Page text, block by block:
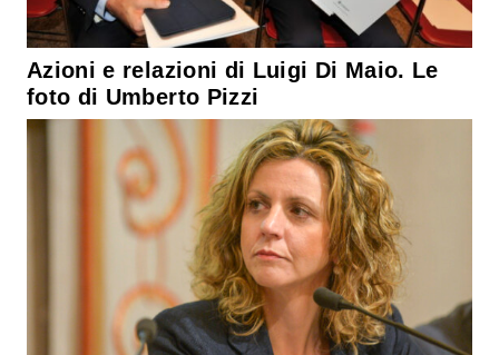
Azioni e relazioni di Luigi Di Maio. Le
foto di Umberto Pizzi